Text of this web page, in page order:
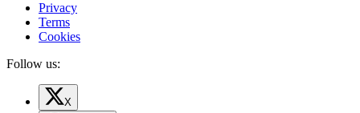
Privacy
Terms
Cookies
Follow us:
X